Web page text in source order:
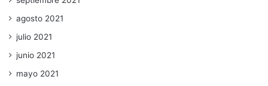
agosto 2021
julio 2021
junio 2021
mayo 2021